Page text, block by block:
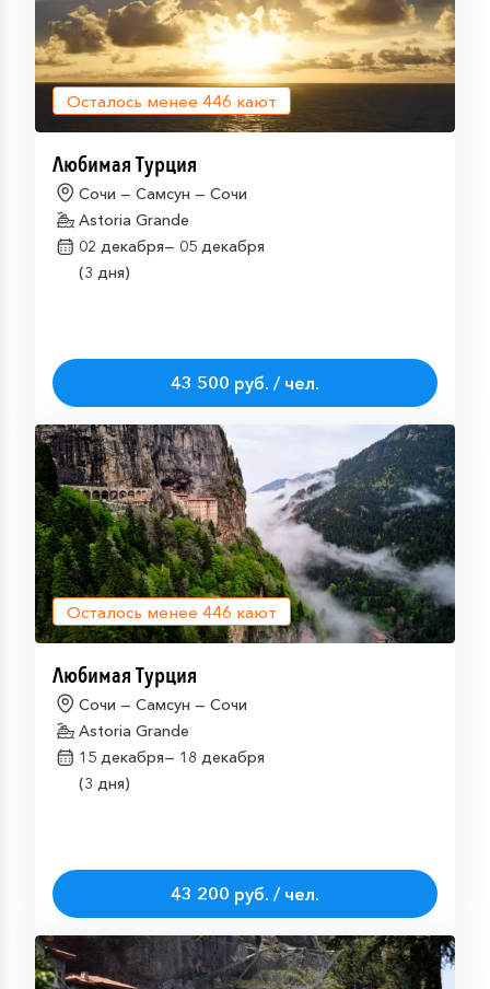
Осталось менее 446 кают
Любимая Турция
Сочи — Самсун — Сочи
Astoria Grande
02 декабря— 05 декабря
(3 дня)
43 500 руб. / чел.
Осталось менее 446 кают
Любимая Турция
Сочи — Самсун — Сочи
Astoria Grande
15 декабря— 18 декабря
(3 дня)
43 200 руб. / чел.